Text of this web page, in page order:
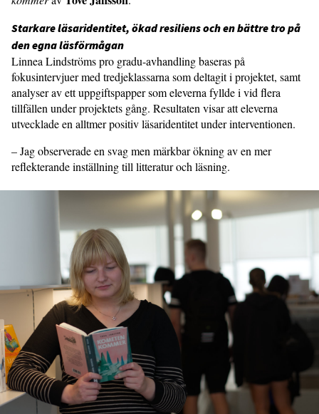
Starkare läsaridentitet, ökad resiliens och en bättre tro på
den egna läsförmågan
Linnea Lindströms pro gradu-avhandling baseras på
fokusintervjuer med tredjeklassarna som deltagit i projektet, samt
analyser av ett uppgiftspapper som eleverna fyllde i vid flera
tillfällen under projektets gång. Resultaten visar att eleverna
utvecklade en alltmer positiv läsaridentitet under interventionen.
– Jag observerade en svag men märkbar ökning av en mer
reflekterande inställning till litteratur och läsning.